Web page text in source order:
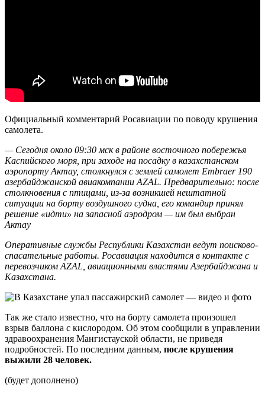
Официальный комментарий Росавиации по поводу крушения
самолета.
— Сегодня около 09:30 мск в районе восточного побережья
Каспийского моря, при заходе на посадку в казахстанском
аэропорту Актау, столкнулся с землей самолет Embraer 190
азербайджанской авиакомпании AZAL. Предварительно: после
столкновения с птицами, из-за возникшей нештатной
ситуации на борту воздушного судна, его командир принял
решение «идти» на запасной аэродром — им был выбран
Актау
Оперативные службы Республики Казахстан ведут поисково-
спасательные работы. Росавиация находится в контакте с
перевозчиком AZAL, авиационными властями Азербайджана и
Казахстана.
Так же стало известно, что на борту самолета произошел
взрыв баллона с кислородом. Об этом сообщили в управлении
здравоохранения Мангистауской области, не приведя
подробностей. По последним данным, после крушения
выжили 28 человек.
(будет дополнено)